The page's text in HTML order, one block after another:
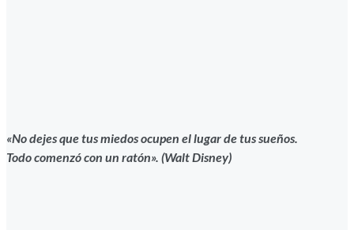
«No dejes que tus miedos ocupen el lugar de tus sueños.
Todo comenzó con un ratón». (Walt Disney)